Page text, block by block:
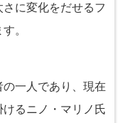
に変化をだせるフ
。
一人であり、現在
るニノ・マリノ氏